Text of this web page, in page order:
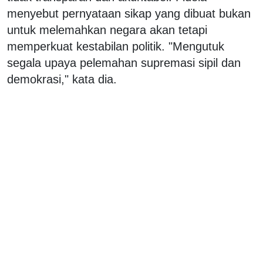
menyebut pernyataan sikap yang dibuat bukan
untuk melemahkan negara akan tetapi
memperkuat kestabilan politik. "Mengutuk
segala upaya pelemahan supremasi sipil dan
demokrasi," kata dia.